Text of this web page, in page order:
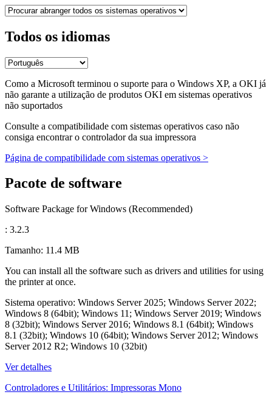
Todos os idiomas
Como a Microsoft terminou o suporte para o Windows XP, a OKI já
não garante a utilização de produtos OKI em sistemas operativos
não suportados
Consulte a compatibilidade com sistemas operativos caso não
consiga encontrar o controlador da sua impressora
Página de compatibilidade com sistemas operativos >
Pacote de software
Software Package for Windows (Recommended)
: 3.2.3
Tamanho: 11.4 MB
You can install all the software such as drivers and utilities for using
the printer at once.
Sistema operativo: Windows Server 2025; Windows Server 2022;
Windows 8 (64bit); Windows 11; Windows Server 2019; Windows
8 (32bit); Windows Server 2016; Windows 8.1 (64bit); Windows
8.1 (32bit); Windows 10 (64bit); Windows Server 2012; Windows
Server 2012 R2; Windows 10 (32bit)
Ver detalhes
Controladores e Utilitários: Impressoras Mono